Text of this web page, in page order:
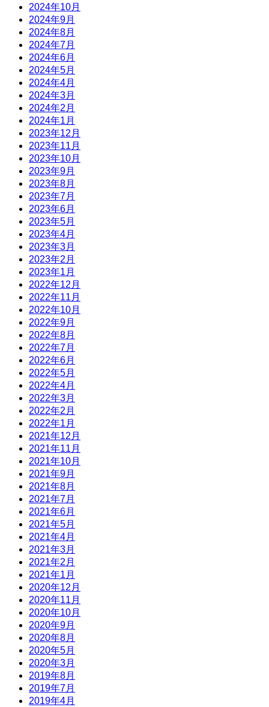
2024年10月
2024年9月
2024年8月
2024年7月
2024年6月
2024年5月
2024年4月
2024年3月
2024年2月
2024年1月
2023年12月
2023年11月
2023年10月
2023年9月
2023年8月
2023年7月
2023年6月
2023年5月
2023年4月
2023年3月
2023年2月
2023年1月
2022年12月
2022年11月
2022年10月
2022年9月
2022年8月
2022年7月
2022年6月
2022年5月
2022年4月
2022年3月
2022年2月
2022年1月
2021年12月
2021年11月
2021年10月
2021年9月
2021年8月
2021年7月
2021年6月
2021年5月
2021年4月
2021年3月
2021年2月
2021年1月
2020年12月
2020年11月
2020年10月
2020年9月
2020年8月
2020年5月
2020年3月
2019年8月
2019年7月
2019年4月